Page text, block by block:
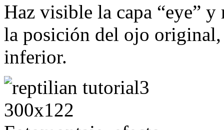
Haz visible la capa “eye” y
la posición del ojo original,
inferior.